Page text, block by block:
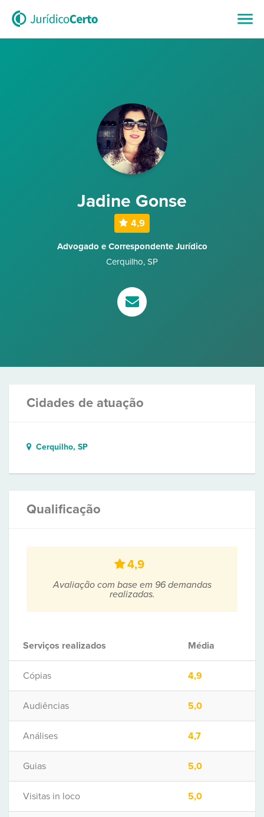
Jadine Gonse
4,9
Advogado e Correspondente Jurídico
Cerquilho, SP
Cidades de atuação
Cerquilho, SP
Qualificação
4,9
Avaliação com base em 96 demandas
realizadas.
Serviços realizados Média
Cópias 4,9
Audiências 5,0
Análises 4,7
Guias 5,0
Visitas in loco 5,0